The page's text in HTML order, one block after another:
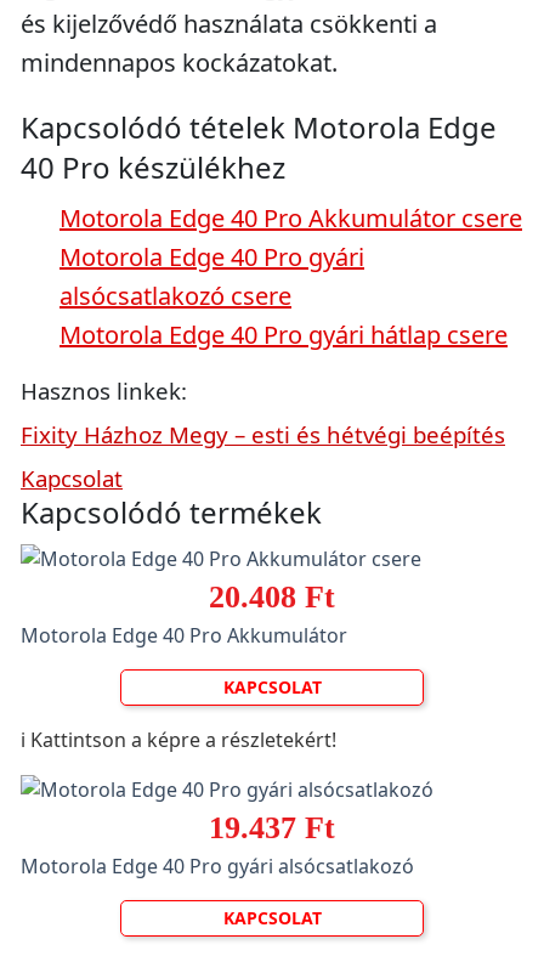
és kijelzővédő használata csökkenti a
mindennapos kockázatokat.
Kapcsolódó tételek Motorola Edge
40 Pro készülékhez
Motorola Edge 40 Pro Akkumulátor csere
Motorola Edge 40 Pro gyári
alsócsatlakozó csere
Motorola Edge 40 Pro gyári hátlap csere
Hasznos linkek:
Fixity Házhoz Megy – esti és hétvégi beépítés
Kapcsolat
Kapcsolódó termékek
20.408 Ft
Motorola Edge 40 Pro Akkumulátor
KAPCSOLAT
ℹ️ Kattintson a képre a részletekért!
19.437 Ft
Motorola Edge 40 Pro gyári alsócsatlakozó
KAPCSOLAT